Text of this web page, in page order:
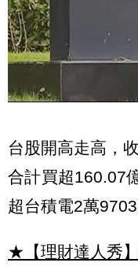
台股開高走高，
合計買超160.07
超台積電2萬9703
★【理財達人秀